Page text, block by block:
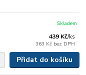
439 Kč/ks
363 Kč bez DPH
Skladem
Přidat do košíku